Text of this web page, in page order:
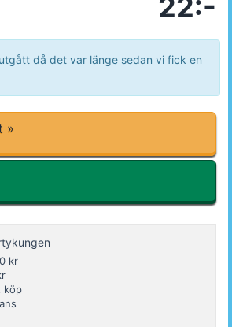
22:-
då det var länge sedan vi fick en
»
kr
köp